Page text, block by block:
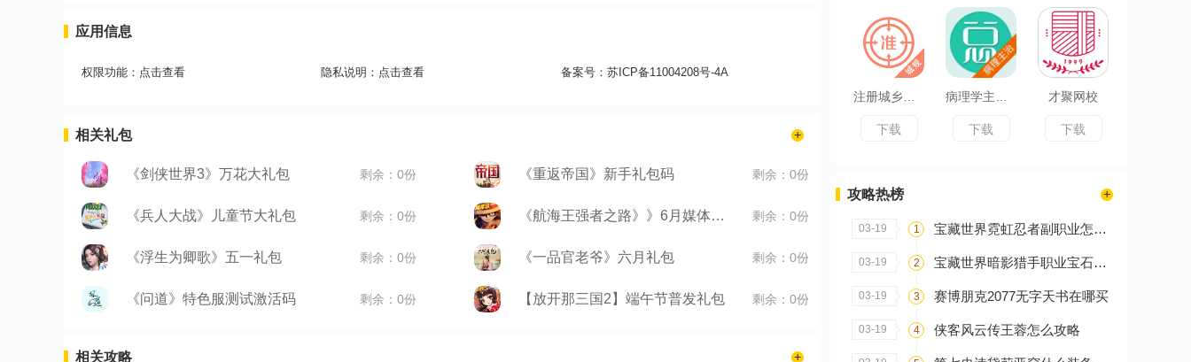
应用信息
权限功能： 点击查看 隐私说明： 点击查看 备案号： 苏ICP备11004208号-4A
相关礼包
《剑侠世界3》万花大礼包 剩余：0份 《重返帝国》新手礼包码 剩余：0份
《兵人大战》儿童节大礼包 剩余：0份 《航海王强者之路》》6月媒体礼包 剩余：0份
《浮生为卿歌》五一礼包 剩余：0份 《一品官老爷》六月礼包 剩余：0份
《问道》特色服测试激活码 剩余：0份 【放开那三国2】端午节普发礼包 剩余：0份
相关攻略
下载 下载
才聚网校
下载
攻略热榜
03-19 1 宝藏世界霓虹忍者副职业怎么选
03-19 2 宝藏世界暗影猎手职业宝石怎么搭配
03-19 3 赛博朋克2077无字天书在哪买
03-19 4 侠客风云传王蓉怎么攻略